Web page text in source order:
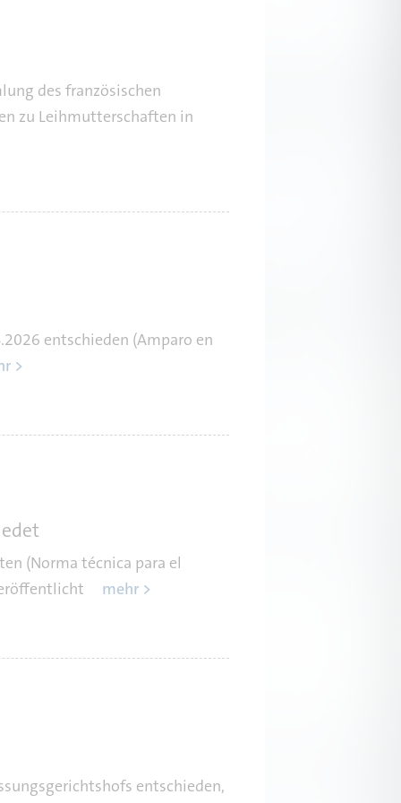
des französischen
zu Leihmutterschaften in
entschieden (Amparo en
>
(Norma técnica para el
mehr >
entschieden,